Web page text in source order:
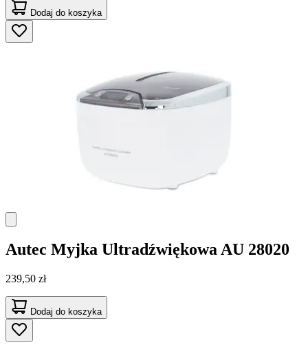
Dodaj do koszyka
Autec Myjka Ultradźwiękowa AU 28020
239,50 zł
Dodaj do koszyka